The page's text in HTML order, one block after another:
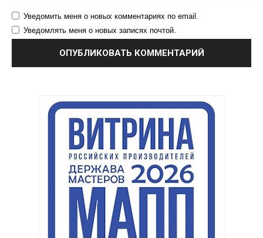
Уведомить меня о новых комментариях по email.
Уведомлять меня о новых записях почтой.